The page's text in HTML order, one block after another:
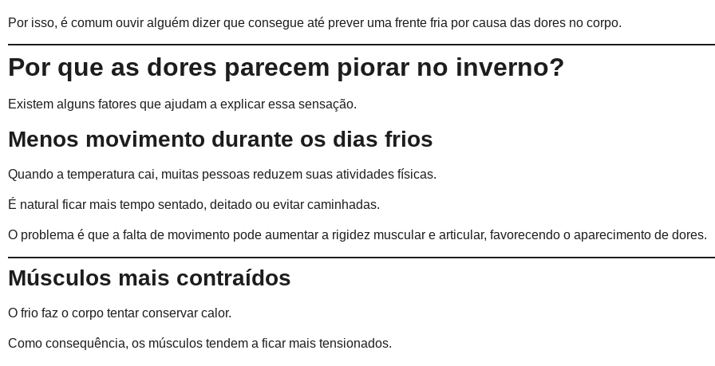
Por isso, é comum ouvir alguém dizer que consegue até prever uma frente fria por causa das dores no corpo.
Por que as dores parecem piorar no inverno?
Existem alguns fatores que ajudam a explicar essa sensação.
Menos movimento durante os dias frios
Quando a temperatura cai, muitas pessoas reduzem suas atividades físicas.
É natural ficar mais tempo sentado, deitado ou evitar caminhadas.
O problema é que a falta de movimento pode aumentar a rigidez muscular e articular, favorecendo o aparecimento de dores.
Músculos mais contraídos
O frio faz o corpo tentar conservar calor.
Como consequência, os músculos tendem a ficar mais tensionados.